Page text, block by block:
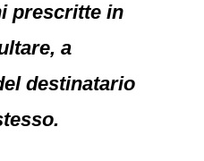
prescritte in
a
destinatario